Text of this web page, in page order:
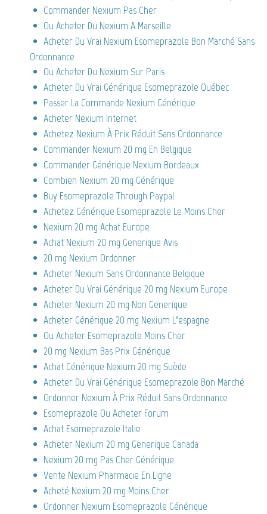
Commander Nexium Pas Cher
Ou Acheter Du Nexium A Marseille
Acheter Du Vrai Nexium Esomeprazole Bon Marché Sans
Ordonnance
Ou Acheter Du Nexium Sur Paris
Acheter Du Vrai Générique Esomeprazole Québec
Passer La Commande Nexium Générique
Acheter Nexium Internet
Achetez Nexium À Prix Réduit Sans Ordonnance
Commander Nexium 20 mg En Belgique
Commander Générique Nexium Bordeaux
Combien Nexium 20 mg Générique
Buy Esomeprazole Through Paypal
Achetez Générique Esomeprazole Le Moins Cher
Nexium 20 mg Achat Europe
Achat Nexium 20 mg Generique Avis
20 mg Nexium Ordonner
Acheter Nexium Sans Ordonnance Belgique
Acheter Du Vrai Générique 20 mg Nexium Europe
Acheter Nexium 20 mg Non Generique
Acheter Générique 20 mg Nexium L’espagne
Ou Acheter Esomeprazole Moins Cher
20 mg Nexium Bas Prix Générique
Achat Générique Nexium 20 mg Suède
Acheter Du Vrai Générique Esomeprazole Bon Marché
Ordonner Nexium À Prix Réduit Sans Ordonnance
Esomeprazole Ou Acheter Forum
Achat Esomeprazole Italie
Acheter Nexium 20 mg Generique Canada
Nexium 20 mg Pas Cher Générique
Vente Nexium Pharmacie En Ligne
Acheté Nexium 20 mg Moins Cher
Ordonner Nexium Esomeprazole Générique